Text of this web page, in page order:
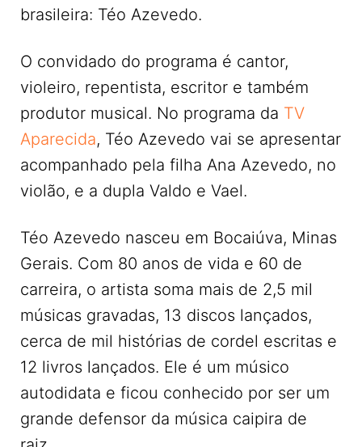
brasileira: Téo Azevedo.
O convidado do programa é cantor,
violeiro, repentista, escritor e também
produtor musical. No programa da TV
Aparecida, Téo Azevedo vai se apresentar
acompanhado pela filha Ana Azevedo, no
violão, e a dupla Valdo e Vael.
Téo Azevedo nasceu em Bocaiúva, Minas
Gerais. Com 80 anos de vida e 60 de
carreira, o artista soma mais de 2,5 mil
músicas gravadas, 13 discos lançados,
cerca de mil histórias de cordel escritas e
12 livros lançados. Ele é um músico
autodidata e ficou conhecido por ser um
grande defensor da música caipira de